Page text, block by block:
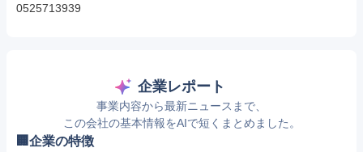
0525713939
企業レポート
事業内容から最新ニュースまで、
この会社の基本情報をAIで短くまとめました。
🏢企業の特徴